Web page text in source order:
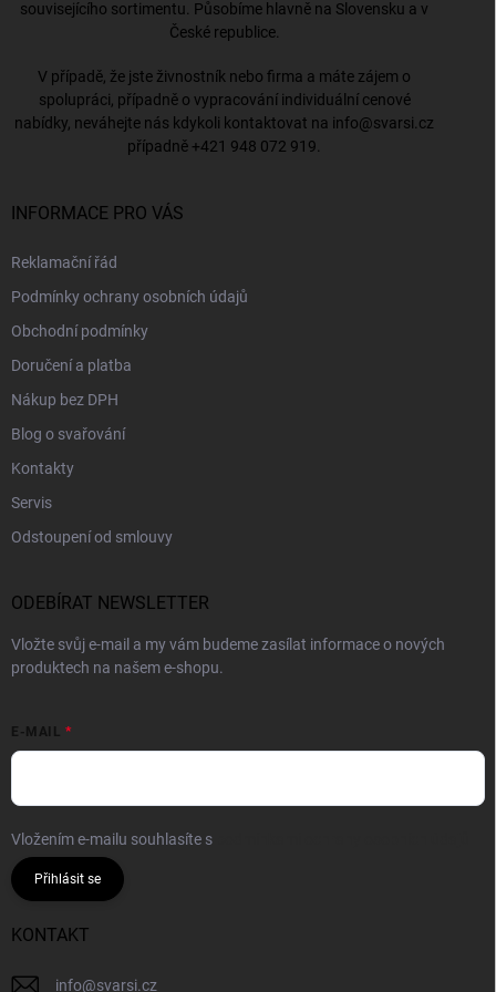
souvisejícího sortimentu. Působíme hlavně na Slovensku a v
České republice.
V případě, že jste živnostník nebo firma a máte zájem o
spolupráci, případně o vypracování individuální cenové
nabídky, neváhejte nás kdykoli kontaktovat na info@svarsi.cz
případně +421 948 072 919
INFORMACE PRO VÁS
Reklamační řád
Podmínky ochrany osobních údajů
Obchodní podmínky
Doručení a platba
Nákup bez DPH
Blog o svařování
Kontakty
Servis
Odstoupení od smlouvy
ODEBÍRAT NEWSLETTER
Vložte svůj e-mail a my vám budeme zasílat informace o nových
produktech na našem e-shopu.
E-MAIL
Vložením e-mailu souhlasíte s
Přihlásit se
KONTAKT
info@svarsi.cz